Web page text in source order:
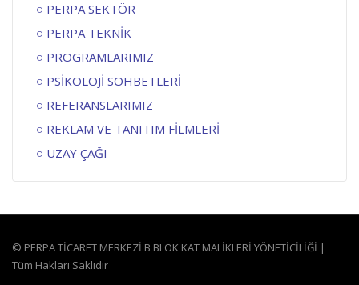
PERPA SEKTÖR
PERPA TEKNİK
PROGRAMLARIMIZ
PSİKOLOJİ SOHBETLERİ
REFERANSLARIMIZ
REKLAM VE TANITIM FİLMLERİ
UZAY ÇAĞI
© PERPA TİCARET MERKEZİ B BLOK KAT MALİKLERİ YÖNETİCİLİĞİ |
Tüm Hakları Saklıdır